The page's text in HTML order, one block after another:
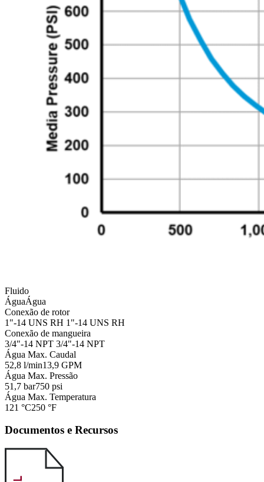
Fluido
ÁguaÁgua
Conexão de rotor
1"-14 UNS RH 1"-14 UNS RH
Conexão de mangueira
3/4"-14 NPT 3/4"-14 NPT
Água Max. Caudal
52,8 l/min13,9 GPM
Água Max. Pressão
51,7 bar750 psi
Água Max. Temperatura
121 °C250 °F
Documentos e Recursos